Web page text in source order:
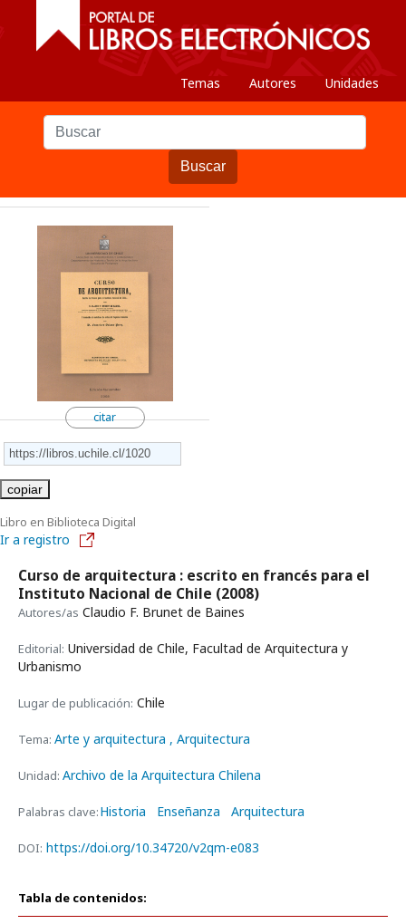
Temas Autores Unidades
Buscar
citar
copiar
Libro en Biblioteca Digital
Ir a registro
Curso de arquitectura : escrito en francés para el
Instituto Nacional de Chile (2008)
Autores/as Claudio F. Brunet de Baines
Editorial: Universidad de Chile, Facultad de Arquitectura y
Urbanismo
Lugar de publicación: Chile
Tema: Arte y arquitectura , Arquitectura
Unidad: Archivo de la Arquitectura Chilena
Palabras clave:Historia Enseñanza Arquitectura
DOI: https://doi.org/10.34720/v2qm-e083
Tabla de contenidos: